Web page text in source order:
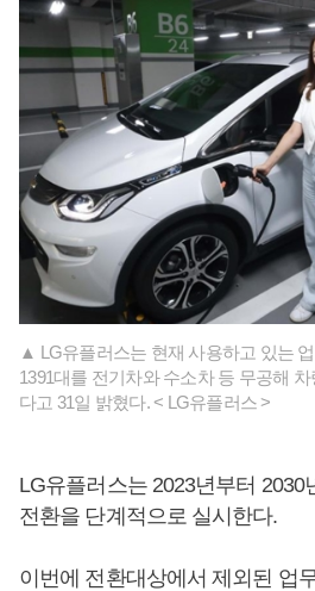
▲ LG유플러스는 현재 사용하고 있는
1391대를 전기차와 수소차 등 무공해
다고 31일 밝혔다. < LG유플러스 >
LG유플러스는 2023년부터 2030
전환을 단계적으로 실시한다.
이번에 전환대상에서 제외된 업